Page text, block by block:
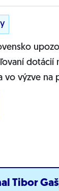
dotácií
vo výzve na
Tibor